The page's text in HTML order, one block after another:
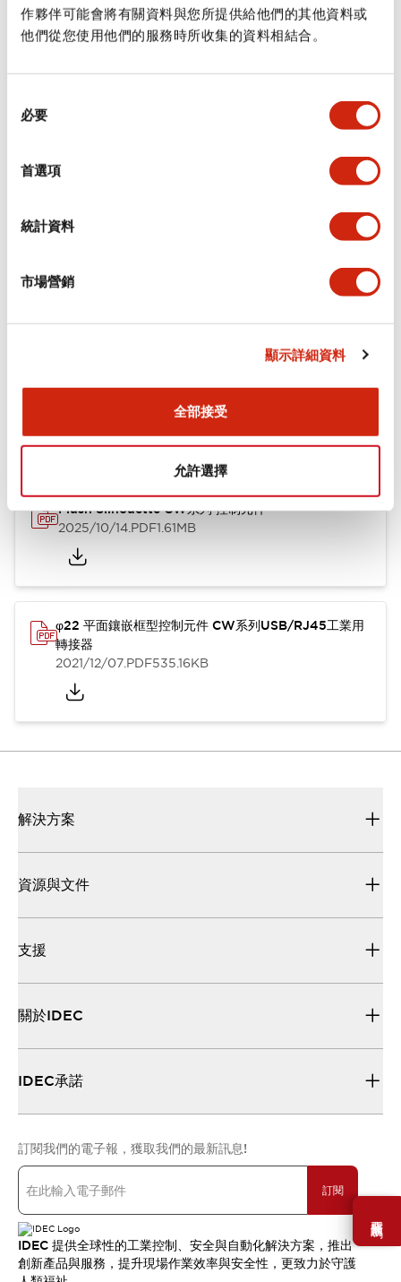
作夥伴可能會將有關資料與您所提供給他們的其他資料或
他們從您使用他們的服務時所收集的資料相結合。
必要
首選項
統計資料
市場營銷
顯示詳細資料
全部接受
允許選擇
需要幫助嗎？
規格
審美規範
環境規範
功能規格
機械規格
型錄和宣傳手冊 CAD檔 認證與標準
Flush Silhouette CW系列 控制元件
2025/10/14.PDF1.61MB
φ22 平面鑲嵌框型控制元件 CW系列USB/RJ45工業用
轉接器
2021/12/07.PDF535.16KB
解決方案
資源與文件
支援
關於IDEC
IDEC承諾
訂閱我們的電子報，獲取我們的最新訊息!
訂閱
IDEC 提供全球性的工業控制、安全與自動化解決方案，推出
創新產品與服務，提升現場作業效率與安全性，更致力於守護